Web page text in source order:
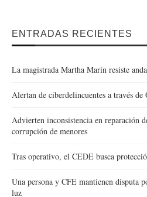
ENTRADAS RECIENTES
La magistrada Martha Marín resiste
Alertan de ciberdelincuentes a través de
Advierten inconsistencia en reparación
corrupción de menores
Tras operativo, el CEDE busca
Una persona y CFE mantienen disputa
luz